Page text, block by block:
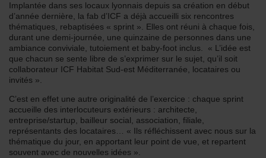
Implantée dans ses locaux lyonnais depuis sa création en début
d’année dernière, la fab d’ICF a déjà accueilli six rencontres
thématiques, rebaptisées « sprint ». Elles ont réuni à chaque fois,
durant une demi-journée, une quinzaine de personnes dans une
ambiance conviviale, tutoiement et baby-foot inclus. « L’idée est
que chacun se sente libre de s’exprimer sur le sujet, qu’il soit
collaborateur ICF Habitat Sud-est Méditerranée, locataires ou
invités ».
C’est en effet une autre originalité de l’exercice : chaque sprint
accueille des interlocuteurs extérieurs : architecte,
entreprise/startup, bailleur social, association, filiale,
représentants des locataires… « Ils réfléchissent avec nous sur la
thématique du jour, en apportant leur point de vue, et repartent
souvent avec de nouvelles idées ».